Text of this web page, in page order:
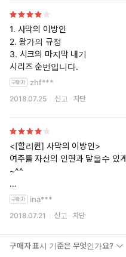
1. 사막의 이방인
2. 왕가의 규정
3. 시크의 마지막 내기
시리즈 순번입니다.
zhf***
2018.07.25 신고 차단
<[할리퀸] 사막의 이방인>
여주를 자신의 인연과 닿을수 있
~^^
<[할리퀸] 시크의 마지막 내기>
아무리 성에 무지하다고해도 그
<[할리퀸] 왕가의 규정>
ina***
2018.07.21 신고 차단
구매자 표시 기준은 무엇인가요?